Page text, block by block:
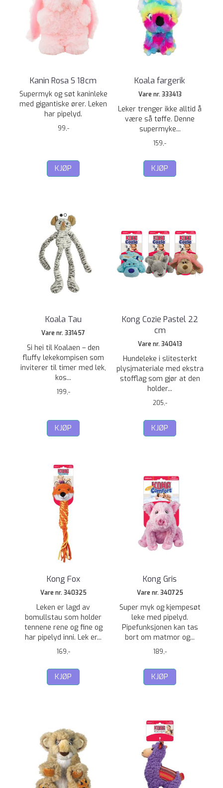
Kanin Rosa S 18cm
Supermyk og søt kaninleke
med gigantiske ører. Leken
har pipelyd.
99,-
KJØP
Koala fargerik
Vare nr. 333413
Leker trenger ikke alltid å
være så tøffe. Denne
supermyke...
159,-
KJØP
Koala Tau
Vare nr. 331457
Si hei til Koalaen – den
fluffy lekekompisen som
inviterer til timer med lek,
kos...
199,-
KJØP
Kong Cozie Pastel 22
cm
Vare nr. 340413
Hundeleke i slitesterkt
plysjmateriale med ekstra
stofflag som gjør at den
holder...
205,-
KJØP
Kong Fox
Vare nr. 340325
Leken er lagd av
bomullstau som holder
tennene rene og fine og
har pipelyd inni. Lek er...
169,-
KJØP
Kong Gris
Vare nr. 340725
Super myk og kjempesøt
leke med pipelyd.
Pipefunksjonen kan tas
bort om matmor og...
189,-
KJØP